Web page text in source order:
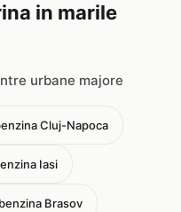
in marile
urbane majore
Cluj-Napoca
Iasi
Brasov